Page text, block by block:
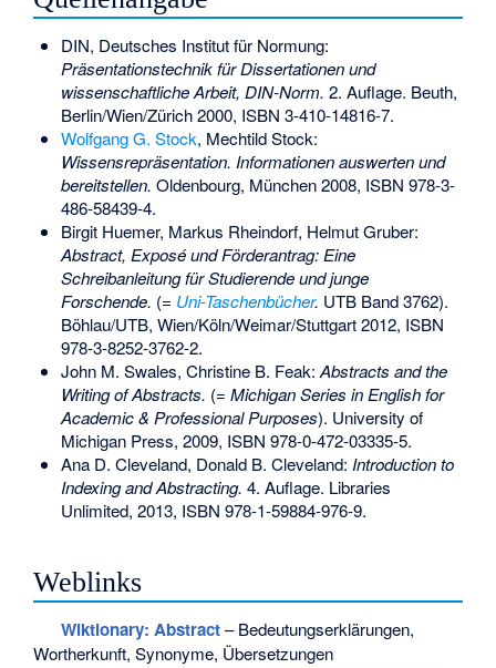
DIN, Deutsches Institut für Normung:
Präsentationstechnik für Dissertationen und
wissenschaftliche Arbeit, DIN-Norm. 2. Auflage. Beuth,
Berlin/Wien/Zürich 2000, ISBN 3-410-14816-7.
Wolfgang G. Stock, Mechtild Stock:
Wissensrepräsentation. Informationen auswerten und
bereitstellen. Oldenbourg, München 2008, ISBN 978-3-
486-58439-4.
Birgit Huemer, Markus Rheindorf, Helmut Gruber:
Abstract, Exposé und Förderantrag: Eine
Schreibanleitung für Studierende und junge
Forschende. (= Uni-Taschenbücher. UTB Band 3762).
Böhlau/UTB, Wien/Köln/Weimar/Stuttgart 2012, ISBN
978-3-8252-3762-2.
John M. Swales, Christine B. Feak: Abstracts and the
Writing of Abstracts. (= Michigan Series in English for
Academic & Professional Purposes). University of
Michigan Press, 2009, ISBN 978-0-472-03335-5.
Ana D. Cleveland, Donald B. Cleveland: Introduction to
Indexing and Abstracting. 4. Auflage. Libraries
Unlimited, 2013, ISBN 978-1-59884-976-9.
Weblinks
Wiktionary: Abstract– Bedeutungserklärungen,
Wortherkunft, Synonyme, Übersetzungen